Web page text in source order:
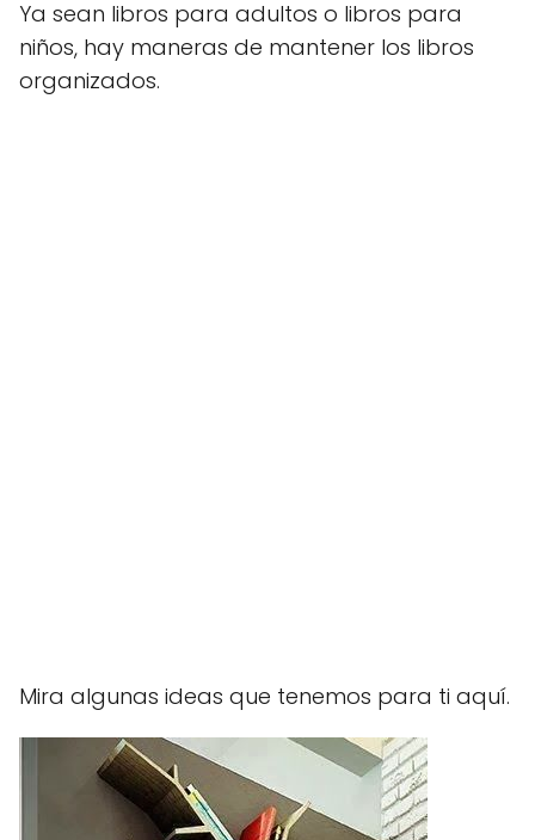
Ya sean libros para adultos o libros para
niños, hay maneras de mantener los libros
organizados.
Mira algunas ideas que tenemos para ti aquí.